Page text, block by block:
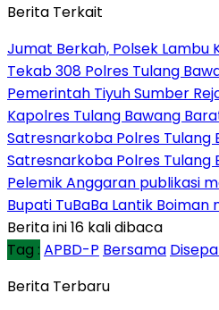
Berita Terkait
Jumat Berkah, Polsek Lambu
Tekab 308 Polres Tulang
Pemerintah Tiyuh Sumber
Kapolres Tulang Bawang
Satresnarkoba Polres
Satresnarkoba Polres Tulang
Pelemik Anggaran publikasi
Bupati TuBaBa Lantik
Berita ini 16 kali dibaca
Tag : APBD-P Bersama
Berita Terbaru